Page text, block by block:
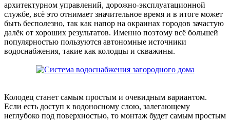
архитектурном управлений, дорожно-эксплуатационной
службе, всё это отнимает значительное время и в итоге может
быть бесполезно, так как напор на окраинах городов зачастую
далёк от хороших результатов. Именно поэтому всё большей
популярностью пользуются автономные источники
водоснабжения, такие как колодцы и скважины.
Колодец станет самым простым и очевидным вариантом.
Если есть доступ к водоносному слою, залегающему
неглубоко под поверхностью, то монтаж будет самым простым